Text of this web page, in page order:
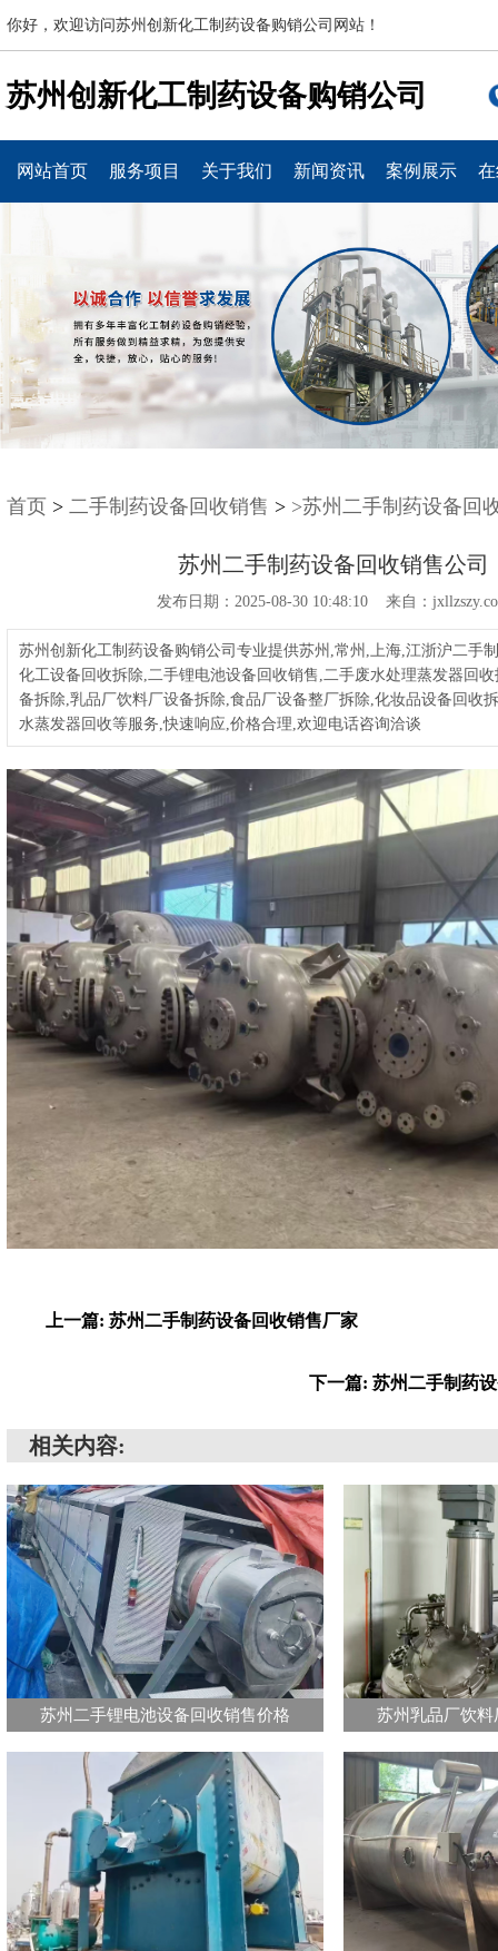
你好，欢迎访问苏州创新化工制药设备购销公司网站！
苏州创新化工制药设备购销公司
网站首页 服务项目 关于我们 新闻资讯 案例展示
首页 > 二手制药设备回收销售 > >苏州二手制药设备回
苏州二手制药设备回收销售公司
发布日期：2025-08-30 10:48:10 来自：
苏州创新化工制药设备购销公司专业提供苏州,常州,上海,江浙沪二手
化工设备回收拆除,二手锂电池设备回收销售,二手废水处理蒸发器回
备拆除,乳品厂饮料厂设备拆除,食品厂设备整厂拆除,化妆品设备回收
水蒸发器回收等服务,快速响应,价格合理,欢迎电话咨询洽谈
上一篇: 苏州二手制药设备回收销售厂家
下一篇: 苏州二手制药
相关内容:
苏州二手锂电池设备回收销售价格 苏州乳品厂饮